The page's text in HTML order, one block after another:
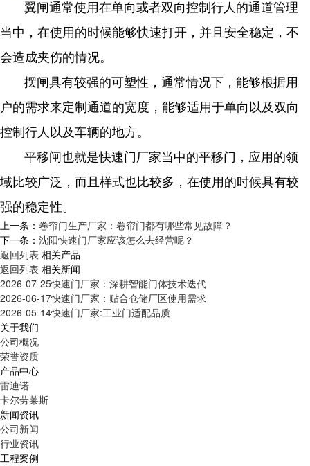
翼闸通常使用在单向或者双向控制行人的通道管理
当中，在使用的时候能够快速打开，并且安全稳定，不
会造成夹伤的情况。
摆闸具有较强的可塑性，通常情况下，能够根据用
户的需求来定制通道的宽度，能够适用于单向以及双向
控制行人以及车辆的地方。
平移闸也就是快速门厂家当中的平移门，应用的领
域比较广泛，而且样式也比较多，在使用的时候具有较
强的稳定性。
上一条： 卷帘门生产厂家：卷帘门都有哪些常见故障？
下一条： 沈阳快速门厂家应该怎么去经营呢？
返回列表 相关产品
返回列表 相关新闻
2026-07-25快速门厂家：深耕智能门体技术迭代
2026-06-17快速门厂家：贴合仓储厂区使用需求
2026-05-14快速门厂家:工业门适配品质
关于我们
公司概况
荣誉资质
产品中心
雷迪诺
卡尔劳莱斯
新闻资讯
公司新闻
行业资讯
工程案例